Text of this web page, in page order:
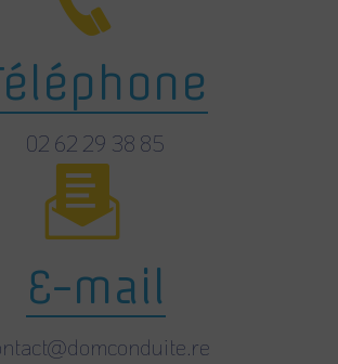
02 62 29 38 85
E-mail